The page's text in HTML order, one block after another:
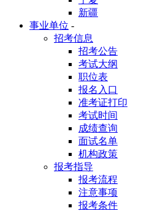
新疆
事业单位 -
招考信息
招考公告
考试大纲
职位表
报名入口
准考证打印
考试时间
成绩查询
面试名单
机构政策
报考指导
报考流程
注意事项
报考条件